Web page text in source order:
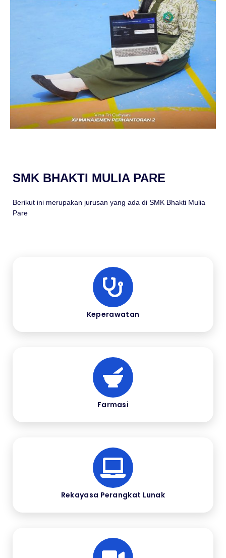
SMK BHAKTI MULIA PARE
Berikut ini merupakan jurusan yang ada di SMK Bhakti Mulia
Pare
Keperawatan
Farmasi
Rekayasa Perangkat Lunak